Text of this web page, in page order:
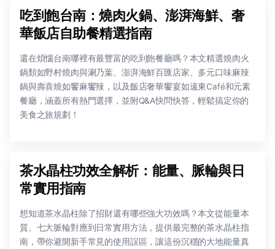
吃到飽台南：燒肉火鍋、澎湃海鮮、奢
華飯店自助餐精選指南
還在煩惱台南哪裡有最豐富的吃到飽餐廳嗎？本文精選燒肉火
鍋類如野村燒肉與涮乃葉、澎湃海鮮百匯店家、多元口味麻辣
鍋與壽喜燒如饗麻饗辣，以及飯店奢華饗宴如遠東Café和元素
餐廳，涵蓋所有熱門選擇，並附Q&A快問快答，輕鬆搞定你的
美食之旅規劃！
茶水晶柱功效全解析：能量、脈輪與日
常實用指南
想知道茶水晶柱除了招財還有哪些強大功效嗎？本文從能量本
質、七大脈輪對應到日常實用方法，提供最完整的茶水晶柱指
南，帶你避開新手常見的使用誤區，讓這份沉穩的大地能量真